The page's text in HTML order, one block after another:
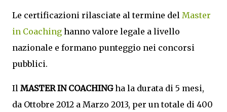
Le certificazioni rilasciate al termine del Master
in Coaching hanno valore legale a livello
nazionale e formano punteggio nei concorsi
pubblici.
Il MASTER IN COACHINGha la durata di 5 mesi,
da Ottobre 2012 a Marzo 2013, per un totale di 400